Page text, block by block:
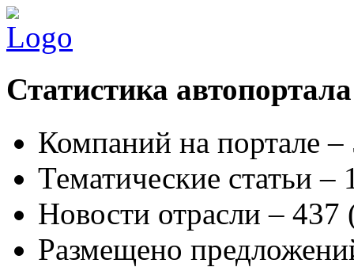
Статистика автопортала
Компаний на портале
Тематические статьи –
Новости отрасли – 437
Размещено